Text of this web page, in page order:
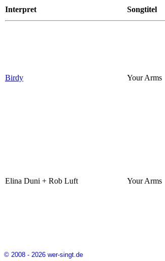
Interpret Songtitel
Birdy Your Arms
Elina Duni + Rob Luft Your Arms
© 2008 - 2026 wer-singt.de